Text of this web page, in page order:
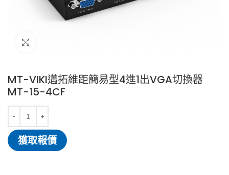
MT-VIKI邁拓維距簡易型4進1出VGA切換器
MT-15-4CF
獲取報價